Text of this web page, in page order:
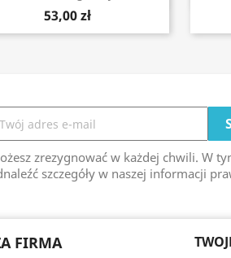
53,00 zł
zrezygnować w każdej chwili. W
szczegóły w naszej informacji
FIRMA